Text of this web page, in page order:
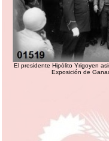
El presidente Hipólito Yrigoyen
Exposición de